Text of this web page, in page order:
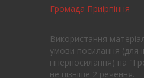
Громада Приірпіння
Використання
умови посилання (для
гіперпосилання) на
не пізніше 2 речення.